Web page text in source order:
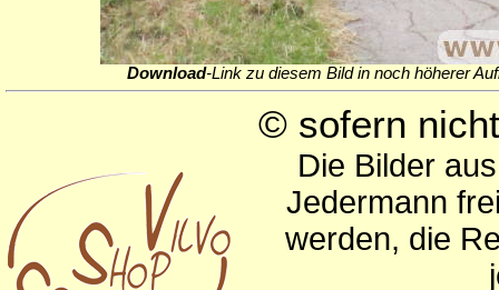
Download-Link zu diesem Bild in noch höherer
© sofern
Die Bilder
Jedermann
werden, die